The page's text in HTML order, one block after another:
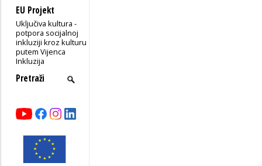
EU Projekt
Uključiva kultura -
potpora socijalnoj
inkluziji kroz kulturu
putem Vijenca
Inkluzija